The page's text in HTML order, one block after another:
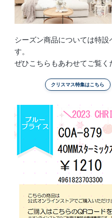
シーズン商品については特設
す。
ぜひこちらもあわせてご覧く
クリスマス特集はこちら